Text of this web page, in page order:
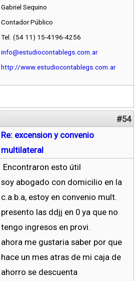
Gabriel Sequino
Contador Público
Tel. (54 11) 15-4196-4256
info@estudiocontablegs.com.ar
http://www.estudiocontablegs.com.ar
#54
Re: excension y convenio
multilateral
Encontraron esto útil
soy abogado con domicilio en la
c.a.b.a, estoy en convenio mult.
presento las ddjj en 0 ya que no
tengo ingresos en provi.
ahora me gustaria saber por que
hace un mes atras de mi caja de
ahorro se descuenta